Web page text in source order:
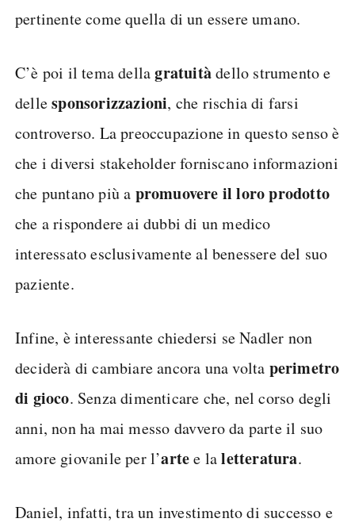
pertinente come quella di un essere umano.
C’è poi il tema dellagratuitàdello strumento e
dellesponsorizzazioni, che rischia di farsi
controverso. La preoccupazione in questo senso è
che i diversi stakeholder forniscano informazioni
che puntano più a promuovere il loro prodotto
che a rispondere ai dubbi di un medico
interessato esclusivamente al benessere del suo
paziente.
Infine, è interessante chiedersi se Nadler non
deciderà di cambiare ancora una volta perimetro
di gioco. Senza dimenticare che, nel corso degli
anni, non ha mai messo davvero da parte il suo
amore giovanile per l’artee laletteratura.
Daniel, infatti, tra un investimento di successo e